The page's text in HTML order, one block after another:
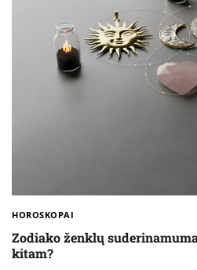
HOROSKOPAI
Zodiako ženklų
kitam?